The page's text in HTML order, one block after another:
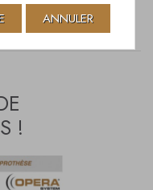
!
ANNULER